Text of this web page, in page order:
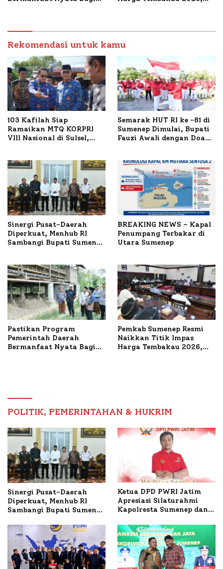
Petelur di Desa Bataal
Timur
Rekomendasi untuk kamu
103 Kafilah Siap
Ramaikan MTQ KORPRI
VIII Nasional di Sulsel,
Semarak HUT RI ke -81 di
Sumenep Dimulai, Bupati
Fauzi Awali dengan Doa
Sinergi Pusat-Daerah
Diperkuat, Menhub RI
Sambangi Bupati Sumenep
BREAKING NEWS – Kapal
Penumpang Terbakar di
Utara Sumenep
Pastikan Program
Pemerintah Daerah
Bermanfaat Nyata Bagi
Pemkab Sumenep Resmi
Naikkan Titik Impas
Harga Tembakau 2026,
POLITIK, PEMERINTAHAN & HUKRIM
Sinergi Pusat-Daerah
Diperkuat, Menhub RI
Sambangi Bupati Sumenep
Mutiara Sentosa II
Ketua DPD PWRI Jatim
Apresiasi Silaturahmi
Kapolresta Sumenep dan
Ideal Polri-Pers